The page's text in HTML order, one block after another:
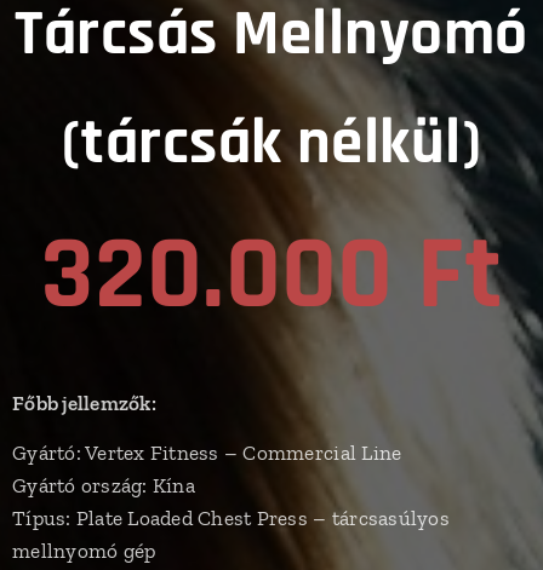
Tárcsás Mellnyomó
(tárcsák nélkül)
320.000 Ft
Főbb jellemzők:
Gyártó: Vertex Fitness – Commercial Line
Gyártó ország: Kína
Típus: Plate Loaded Chest Press – tárcsasúlyos
mellnyomó gép